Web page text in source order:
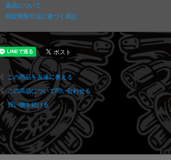
返品について
特定商取引法に基づく表記
この商品を友達に教える
この商品について問い合わせる
買い物を続ける